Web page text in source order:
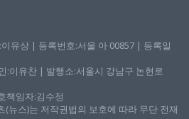
유상 | 등록번호:서울 아 00857 | 등록일
:이유찬 | 발행소:서울시 강남구 논현로
책임자:김수정
뉴스)는 저작권법의 보호에 따라 무단 전재